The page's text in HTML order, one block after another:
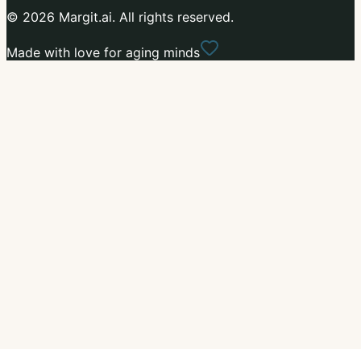
© 2026 Margit.ai. All rights reserved.
Made with love for aging minds